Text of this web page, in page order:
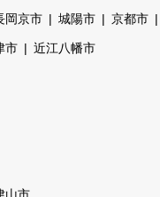
岡京市 城陽市 京都市
市 近江八幡市
山市